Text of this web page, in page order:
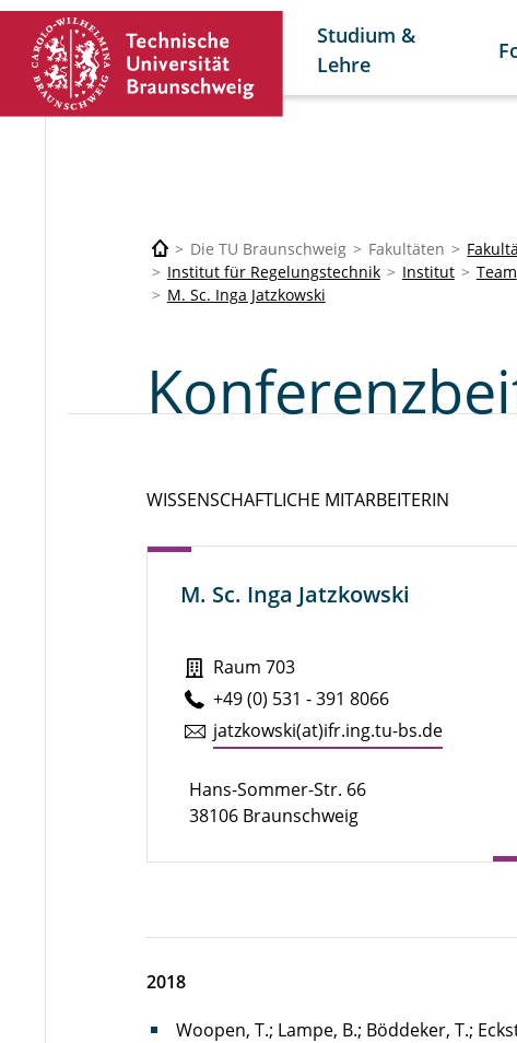
Studium &
Lehre
Die TU Braunschweig Fakultäten
Institut für Regelungstechnik
Institut Team
M. Sc. Inga Jatzkowski
WISSENSCHAFTLICHE MITARBEITERIN
M. Sc. Inga Jatzkowski
Raum 703
+49 (0) 531 - 391 8066
jatz­kow­ski(at)ifr.​ing.​tu-​bs.​de
Hans-Sommer-Str. 66
38106 Braunschweig
2018
Woopen, T.; Lampe, B.; Böddeker, T.;